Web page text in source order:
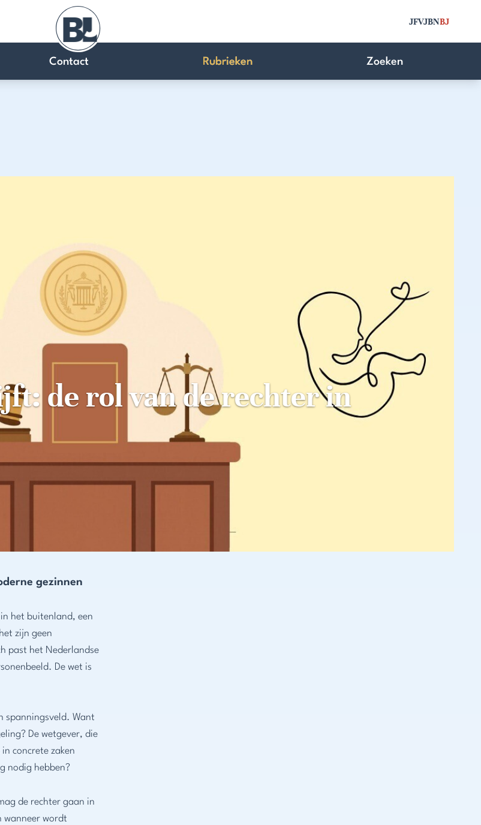
JFVJBNBJ
Contact Rubrieken Zoeken
de rol van de rechter in
gezinnen
het buitenland, een
zijn geen
past het Nederlandse
De wet is
spanningsveld. Want
De wetgever, die
concrete zaken
nodig hebben?
de rechter gaan in
wanneer wordt